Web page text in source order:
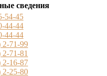
сведения
54-45
44-44
44-44
2-71-99
71-81
2-16-87
2-25-80